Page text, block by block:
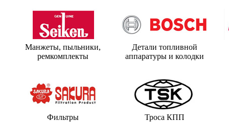
Манжеты, пыльники,
ремкомплекты
Детали топливной
аппаратуры и колодки
Фильтры Троса КПП